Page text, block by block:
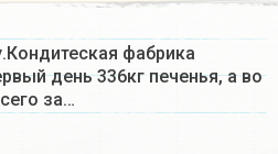
фабрика
день 336кг печенья, а во
за…